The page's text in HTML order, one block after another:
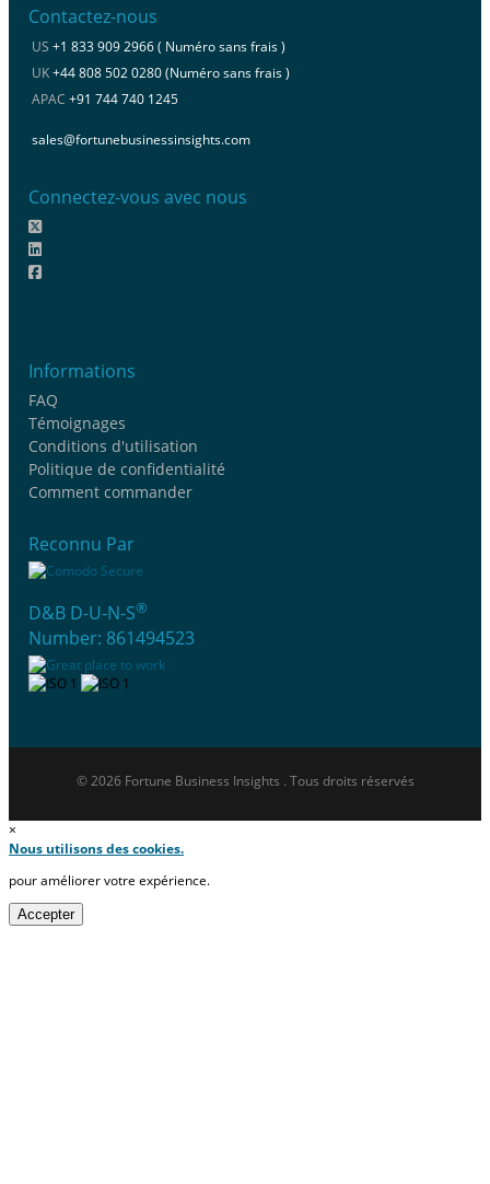
Contactez-nous
US +1 833 909 2966 ( Numéro sans frais )
UK+44 808 502 0280 (Numéro sans frais )
APAC +91 744 740 1245
sales@fortunebusinessinsights.com
Connectez-vous avec nous
Informations
FAQ
Témoignages
Conditions d'utilisation
Politique de confidentialité
Comment commander
Reconnu Par
D&B D-U-N-S®
Number: 861494523
© 2026 Fortune Business Insights . Tous droits réservés
×
Nous utilisons des cookies.
pour améliorer votre expérience.
Accepter